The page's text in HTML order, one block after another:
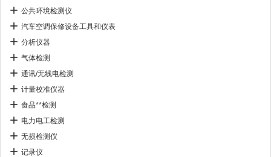
公共环境检测仪
汽车空调保修设备工具和仪表
分析仪器
气体检测
通讯/无线电检测
计量校准仪器
食品**检测
电力电工检测
无损检测仪
记录仪